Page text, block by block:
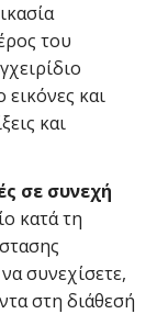
του
και
και
σε συνεχή
κατά τη
συνεχίσετε,
στη διάθεσή